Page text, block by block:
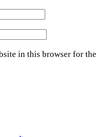
in this browser for the